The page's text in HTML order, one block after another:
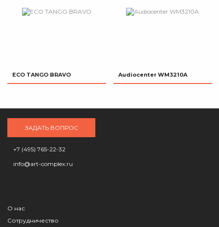
ECO TANGO BRAVO Audiocenter WM3210A
ЗАДАТЬ ВОПРОС
+7 (495) 765-22-32
info@art-complex.ru
О нас
Сотрудничество